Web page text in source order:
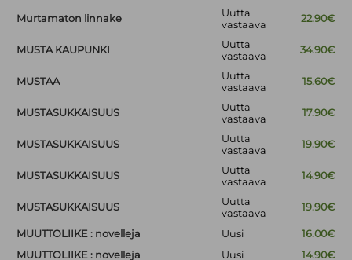
Murtamaton linnake
Uutta
vastaava
22.90€
MUSTA KAUPUNKI
Uutta
vastaava
34.90€
MUSTAA
Uutta
vastaava
15.60€
MUSTASUKKAISUUS
Uutta
vastaava
17.90€
MUSTASUKKAISUUS
Uutta
vastaava
19.90€
MUSTASUKKAISUUS
Uutta
vastaava
14.90€
MUSTASUKKAISUUS
Uutta
vastaava
19.90€
MUUTTOLIIKE : novelleja Uusi
16.00€
MUUTTOLIIKE : novelleja
Uusi 14.90€